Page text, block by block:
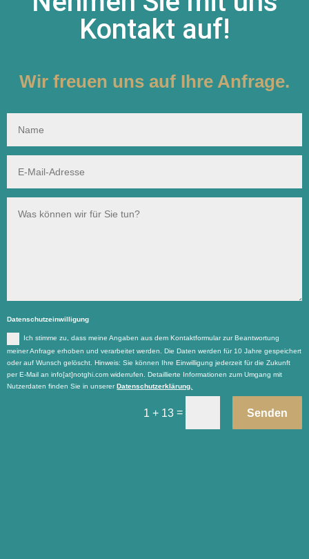
Kontakt auf!
Wir freuen uns auf Ihre Anfrage.
Datenschutzeinwilligung
Ich stimme zu, dass meine Angaben aus dem Kontaktformular zur Beantwortung
meiner Anfrage erhoben und verarbeitet werden. Die Daten werden für 10 Jahre gespeichert
oder auf Wunsch gelöscht. Hinweis: Sie können Ihre Einwilligung jederzeit für die Zukunft
per E-Mail an info[at]notghi.com widerrufen. Detaillierte Informationen zum Umgang mit
Nutzerdaten finden Sie in unsererDatenschutzerklärung.
1 + 13 = Senden